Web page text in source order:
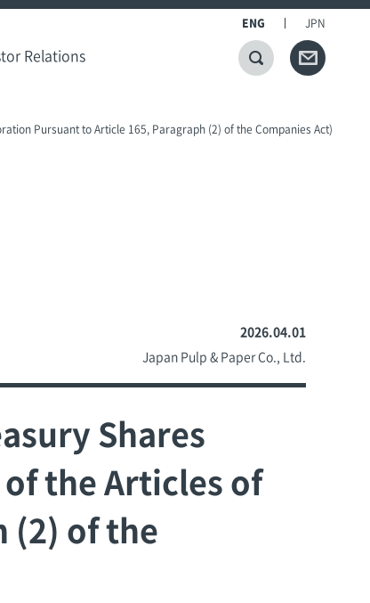
Relations
ENG JPN
Pursuant to Article 165, Paragraph (2) of the Companies Act)
2026.04.01
Japan Pulp & Paper Co., Ltd.
Shares
the Articles of
(2) of the